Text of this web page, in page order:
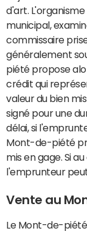
d'art.
municipal,
commissaire
généralement
piété propose
crédit qui
valeur du bien
signé pour une
délai, si
Mont-de-piété
mis en gage. Si
l'emprunteur
Vente au
Le Mont-de-piété